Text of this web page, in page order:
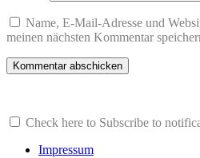
Name, E-Mail-Adresse und
meinen nächsten Kommentar
Check here to Subscribe to
Impressum